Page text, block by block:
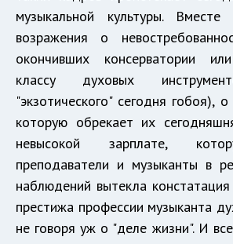
музыкальной культуры.
возражения о
окончивших консерватории
классу духовых
"экзотического" сегодня гобоя),
которую обрекает их
невысокой зарплате,
преподаватели и музыканты в
наблюдений вытекла
престижа профессии музыканта
не говоря уж о "деле жизни". И